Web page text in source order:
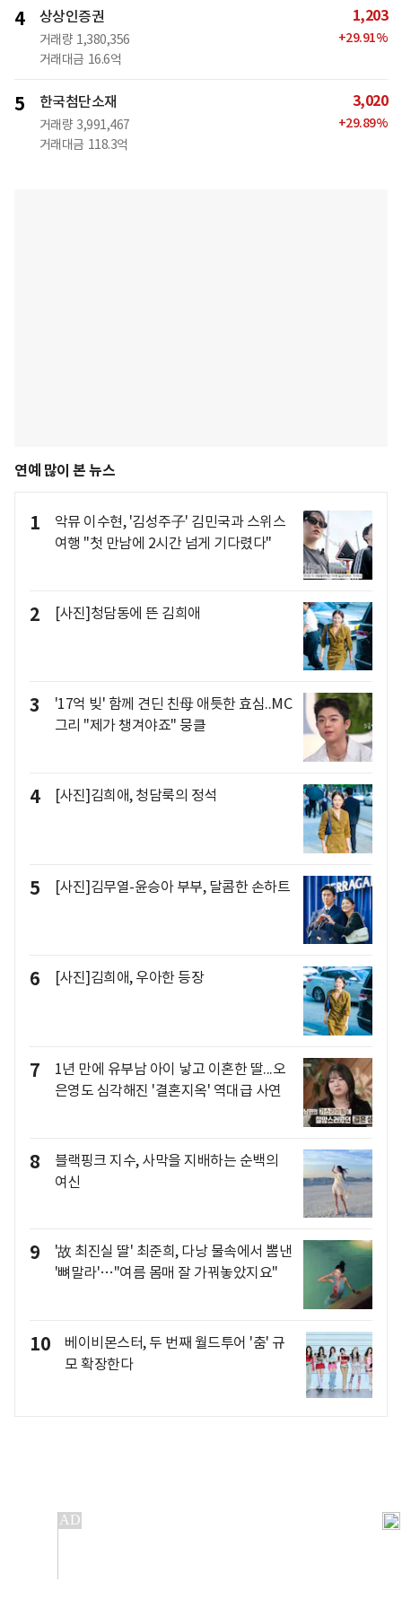
4 상상인증권
거래량 1,380,356
거래대금 16.6억
1,203
+29.91%
5 한국첨단소재
거래량 3,991,467
거래대금 118.3억
3,020
+29.89%
연예 많이 본 뉴스
1
악뮤 이수현, '김성주子' 김민국과 스위스
여행 "첫 만남에 2시간 넘게 기다렸다"
2 [사진]청담동에 뜬 김희애
3
'17억 빚' 함께 견딘 친母 애틋한 효심..MC
그리 "제가 챙겨야죠" 뭉클
4 [사진]김희애, 청담룩의 정석
5 [사진]김무열-윤승아 부부, 달콤한 손하트
6 [사진]김희애, 우아한 등장
7
1년 만에 유부남 아이 낳고 이혼한 딸...오
은영도 심각해진 '결혼지옥' 역대급 사연
8
블랙핑크 지수, 사막을 지배하는 순백의
여신
9
'故 최진실 딸' 최준희, 다낭 물속에서 뽐낸
'뼈말라'…"여름 몸매 잘 가꿔놓았지요"
10
베이비몬스터, 두 번째 월드투어 '춤' 규
모 확장한다